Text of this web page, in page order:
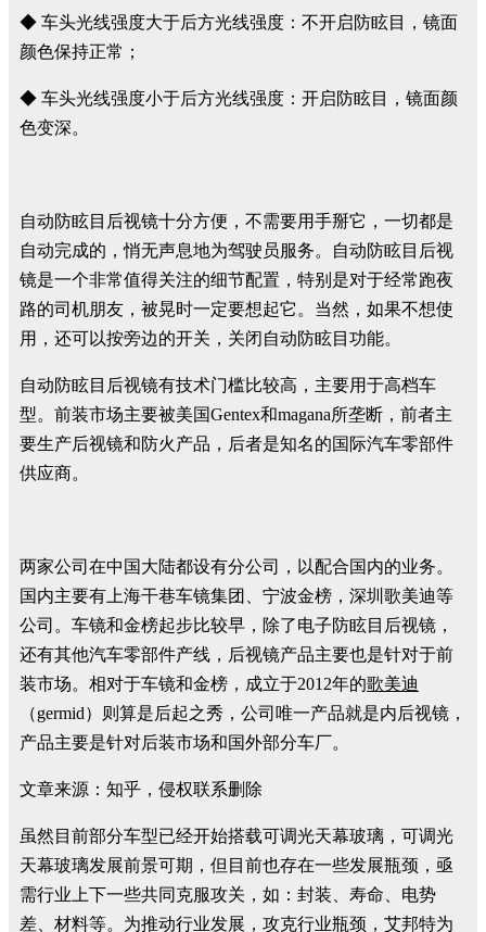
◆ 车头光线强度大于后方光线强度：不开启防眩目，镜面
颜色保持正常；
◆ 车头光线强度小于后方光线强度：开启防眩目，镜面颜
色变深。
自动防眩目后视镜十分方便，不需要用手掰它，一切都是
自动完成的，悄无声息地为驾驶员服务。自动防眩目后视
镜是一个非常值得关注的细节配置，特别是对于经常跑夜
路的司机朋友，被晃时一定要想起它。当然，如果不想使
用，还可以按旁边的开关，关闭自动防眩目功能。
自动防眩目后视镜有技术门槛比较高，主要用于高档车
型。前装市场主要被美国Gentex和magana所垄断，前者主
要生产后视镜和防火产品，后者是知名的国际汽车零部件
供应商。
两家公司在中国大陆都设有分公司，以配合国内的业务。
国内主要有上海干巷车镜集团、宁波金榜，深圳歌美迪等
公司。车镜和金榜起步比较早，除了电子防眩目后视镜，
还有其他汽车零部件产线，后视镜产品主要也是针对于前
装市场。相对于车镜和金榜，成立于2012年的歌美迪
（germid）则算是后起之秀，公司唯一产品就是内后视镜，
产品主要是针对后装市场和国外部分车厂。
文章来源：知乎，侵权联系删除
虽然目前部分车型已经开始搭载可调光天幕玻璃，可调光
天幕玻璃发展前景可期，但目前也存在一些发展瓶颈，亟
需行业上下一些共同克服攻关，如：封装、寿命、电势
差、材料等。为推动行业发展，攻克行业瓶颈，艾邦特为